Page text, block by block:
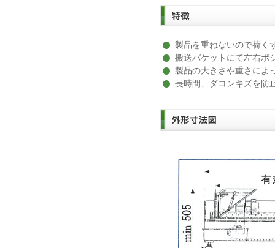
製品を重ねないので荷く
搬送バケットにて左右ポ
製品の大きさや重さによ
長時間、ダコンキズを防